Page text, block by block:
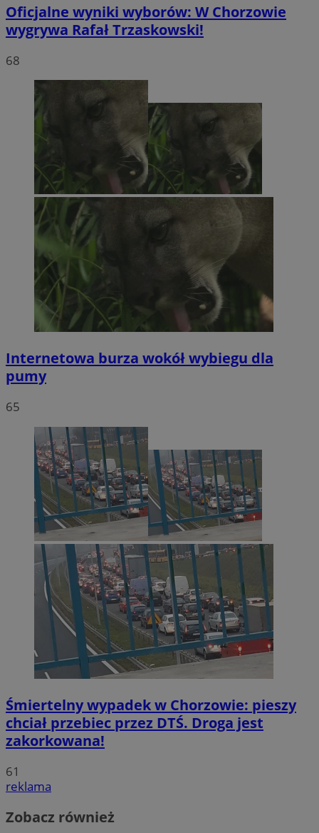
Oficjalne wyniki wyborów: W Chorzowie
wygrywa Rafał Trzaskowski!
68
Internetowa burza wokół wybiegu dla
pumy
65
Śmiertelny wypadek w Chorzowie: pieszy
chciał przebiec przez DTŚ. Droga jest
zakorkowana!
61
reklama
Zobacz również